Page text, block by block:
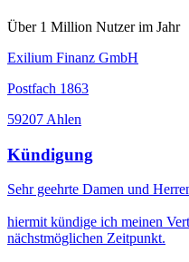
Über 1 Million Nutzer im Jahr
Exilium Finanz GmbH
Postfach 1863
59207 Ahlen
Kündigung
Sehr geehrte Damen und
hiermit kündige ich meinen
nächstmöglichen Zeitpunkt.